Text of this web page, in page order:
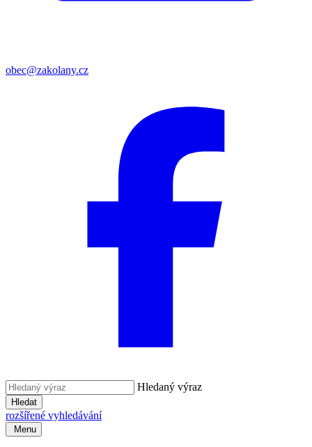
obec@zakolany.cz
Hledaný výraz
Hledat
rozšířené vyhledávání
Menu